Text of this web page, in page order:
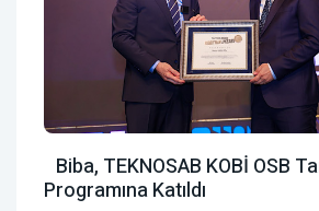
Biba, TEKNOSAB KOBİ OSB
Programına Katıldı